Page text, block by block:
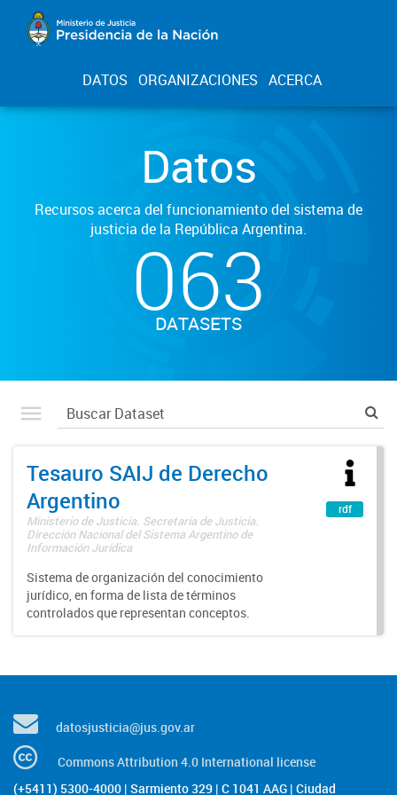
DATOS ORGANIZACIONES ACERCA
Datos
Recursos acerca del funcionamiento del sistema de
justicia de la República Argentina.
063
DATASETS
Tesauro SAIJ de Derecho
Argentino
Ministerio de Justicia. Secretaría de Justicia.
Dirección Nacional del Sistema Argentino de
Información Jurídica
Sistema de organización del conocimiento
jurídico, en forma de lista de términos
controlados que representan conceptos.
rdf
datosjusticia@jus.gov.ar
Commons Attribution 4.0 International license
(+5411) 5300-4000 | Sarmiento 329 | C 1041 AAG | Ciudad